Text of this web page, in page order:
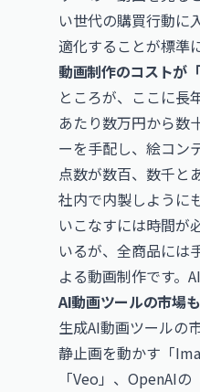
い世代の購買行動に
適化することが標準
動画制作のコストが
ところが、ここに長
あたり数万円から数
ーを手配し、絵コン
点数が数百、数千と
社内で内製しように
いこなすには時間が
いるが、全商品には
よる動画制作です。
AI動画ツールの市場
生成AI動画ツールの
静止画を動かす「
「Veo」、OpenAI